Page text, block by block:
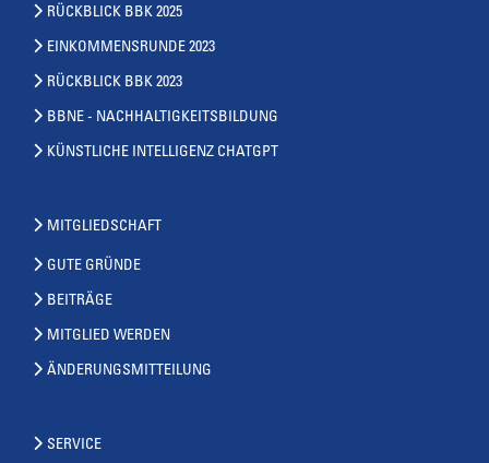
RÜCKBLICK BBK 2025
EINKOMMENSRUNDE 2023
RÜCKBLICK BBK 2023
BBNE - NACHHALTIGKEITSBILDUNG
KÜNSTLICHE INTELLIGENZ CHATGPT
MITGLIEDSCHAFT
GUTE GRÜNDE
BEITRÄGE
MITGLIED WERDEN
ÄNDERUNGSMITTEILUNG
SERVICE